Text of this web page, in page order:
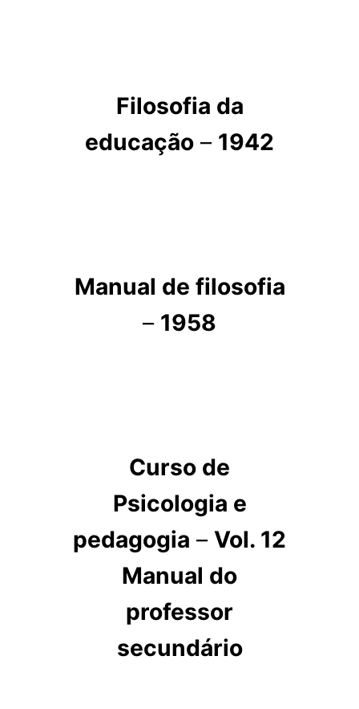
Filosofia da
educação – 1942
Manual de filosofia
– 1958
Curso de
Psicologia e
pedagogia – Vol. 12
Manual do
professor
secundário